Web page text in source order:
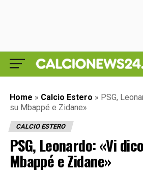
Home » Calcio Estero » PSG,
su Mbappé e Zidane»
CALCIO ESTERO
PSG, Leonardo: «Vi
Mbappé e Zidane»